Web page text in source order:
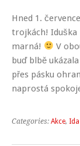
Hned 1.
trojkách! Iduška
marná!
V
buď blbě
přes pásku
naprostá
Categories: Akce, Ida